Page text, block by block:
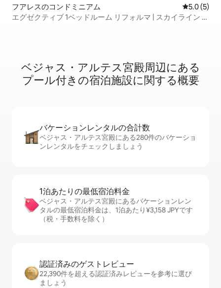
フアレスのコンドミニアム レビュー5
5.0 (5)
エグゼクティブ 1ベッドルーム リフォルマ | スカイライン +
ベジャス・アルテス宮殿周⁠辺⁠にあ⁠る
プ⁠ー⁠ル⁠付⁠き⁠の宿⁠泊⁠施⁠設⁠に関⁠す⁠る概⁠要
バケーションレ⁠ン⁠タ⁠ル⁠の合⁠計⁠数
ベジャス・アルテス宮殿にある280件のバケーショ
ンレンタルをチェックしましょう
1泊あたりの最⁠低⁠宿⁠泊⁠料⁠金
ベジャス・アルテス宮殿にあるバケーションレン
タルの最低宿泊料金は、1泊あたり¥3,158 JPYです
（税・手数料を除く）
認証済みのゲ⁠ス⁠ト⁠レ⁠ビ⁠ュ⁠ー
22,390件を超える認証済みレビューを参考に選び
ましょう